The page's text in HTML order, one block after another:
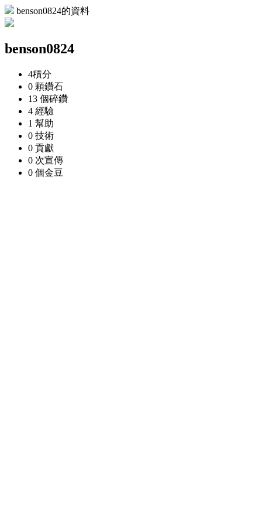
benson0824的資料
benson0824
4積分
0 顆鑽石
13 個碎鑽
4 經驗
1 幫助
0 技術
0 貢獻
0 次宣傳
0 個金豆